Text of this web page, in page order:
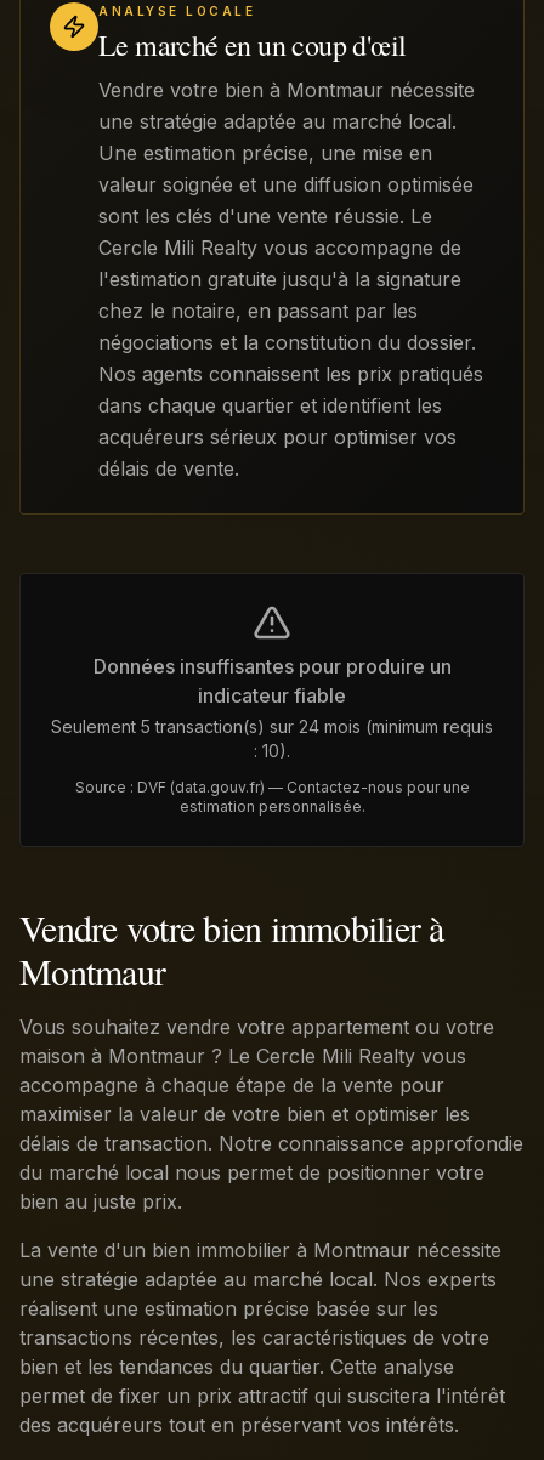
ANALYSE LOCALE
Le marché en un coup d'œil
Vendre votre bien à Montmaur nécessite
une stratégie adaptée au marché local.
Une estimation précise, une mise en
valeur soignée et une diffusion optimisée
sont les clés d'une vente réussie. Le
Cercle Mili Realty vous accompagne de
l'estimation gratuite jusqu'à la signature
chez le notaire, en passant par les
négociations et la constitution du dossier.
Nos agents connaissent les prix pratiqués
dans chaque quartier et identifient les
acquéreurs sérieux pour optimiser vos
délais de vente.
Données insuffisantes pour produire un
indicateur fiable
Seulement 5 transaction(s) sur 24 mois (minimum requis
: 10).
Source : DVF (data.gouv.fr) — Contactez-nous pour une
estimation personnalisée.
Vendre votre bien immobilier à
Montmaur
Vous souhaitez vendre votre appartement ou votre
maison à Montmaur ? Le Cercle Mili Realty vous
accompagne à chaque étape de la vente pour
maximiser la valeur de votre bien et optimiser les
délais de transaction. Notre connaissance approfondie
du marché local nous permet de positionner votre
bien au juste prix.
La vente d'un bien immobilier à Montmaur nécessite
une stratégie adaptée au marché local. Nos experts
réalisent une estimation précise basée sur les
transactions récentes, les caractéristiques de votre
bien et les tendances du quartier. Cette analyse
permet de fixer un prix attractif qui suscitera l'intérêt
des acquéreurs tout en préservant vos intérêts.